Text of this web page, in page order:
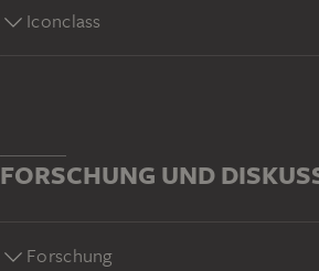
Iconclass
FORSCHUNG UND
Forschung